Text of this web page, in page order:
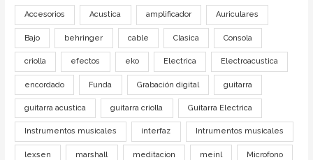
Accesorios Acustica amplificador Auriculares
Bajo behringer cable Clasica Consola
criolla efectos eko Electrica Electroacustica
encordado Funda Grabación digital guitarra
guitarra acustica guitarra criolla Guitarra Electrica
Instrumentos musicales interfaz Intrumentos musicales
lexsen marshall meditacion meinl Microfono